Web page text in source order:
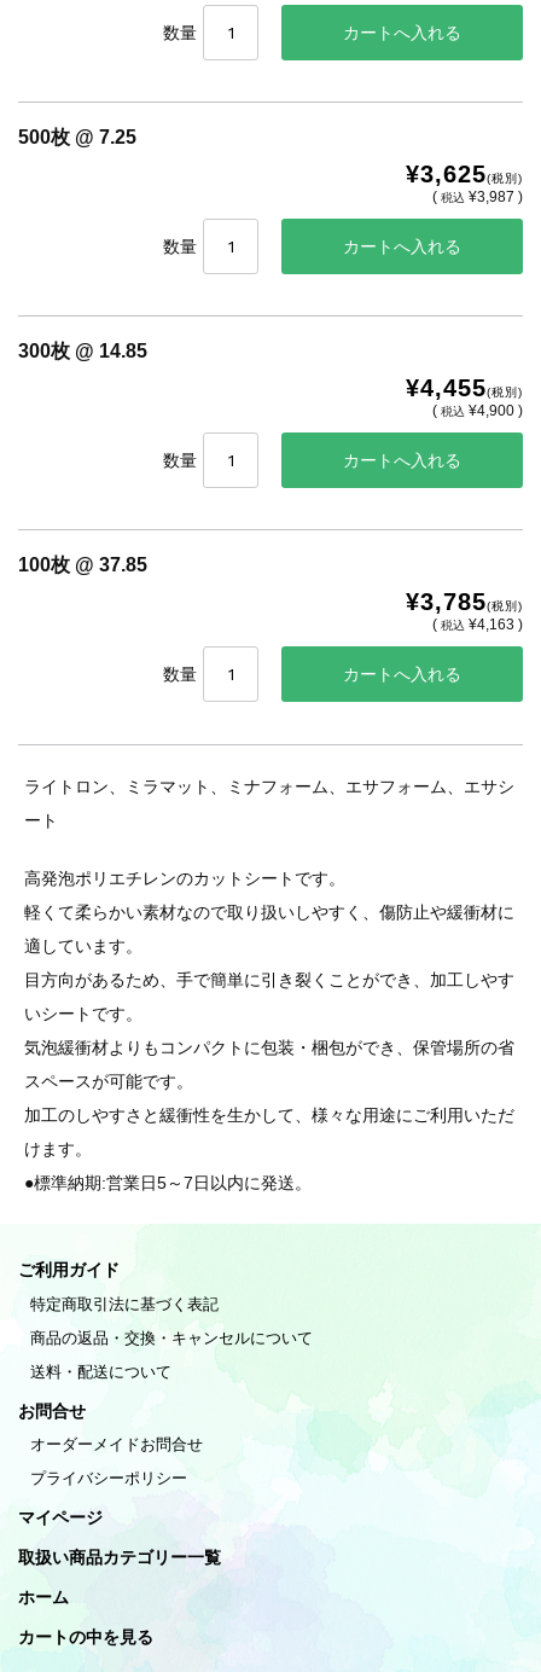
数量
500枚 @ 7.25
¥3,625(税別)
(税込 ¥3,987 )
数量
300枚 @ 14.85
¥4,455(税別)
(税込 ¥4,900 )
数量
100枚 @ 37.85
¥3,785(税別)
(税込 ¥4,163 )
数量
ライトロン、ミラマット、ミナフォーム、エサフォーム、エサシ
ート
高発泡ポリエチレンのカットシートです。
軽くて柔らかい素材なので取り扱いしやすく、傷防止や緩衝材に
適しています。
目方向があるため、手で簡単に引き裂くことができ、加工しやす
いシートです。
気泡緩衝材よりもコンパクトに包装・梱包ができ、保管場所の省
スペースが可能です。
加工のしやすさと緩衝性を生かして、様々な用途にご利用いただ
けます。
●標準納期:営業日5～7日以内に発送。
ご利用ガイド
特定商取引法に基づく表記
商品の返品・交換・キャンセルについて
送料・配送について
お問合せ
オーダーメイドお問合せ
プライバシーポリシー
マイページ
取扱い商品カテゴリー一覧
ホーム
カートの中を見る